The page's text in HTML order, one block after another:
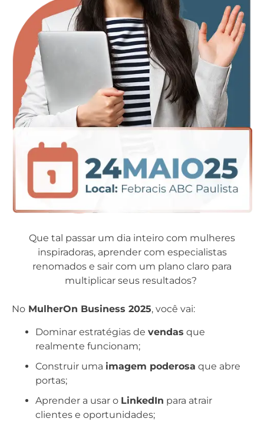
Que tal passar um dia inteiro com mulheres
inspiradoras, aprender com especialistas
renomados e sair com um plano claro para
multiplicar seus resultados?
No MulherOn Business 2025, você vai:
Dominar estratégias de vendas que
realmente funcionam;
Construir uma imagem poderosa que abre
portas;
Aprender a usar o LinkedIn para atrair
clientes e oportunidades;